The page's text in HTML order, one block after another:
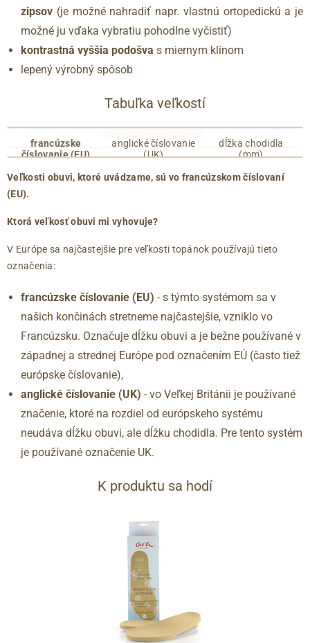
zipsov (je možné nahradiť napr. vlastnú ortopedickú a je
možné ju vďaka vybratiu pohodlne vyčistiť)
kontrastná vyššia podošva s miernym klinom
lepený výrobný spôsob
Tabuľka veľkostí
francúzske
číslovanie (EU)
36
37
38
38.5
39
43
44
45
46
anglické číslovanie
(UK)
3
4
5
6
9
9.5
10
11
12.5
dĺžka chodidla
(mm)
220
240
270
280
285
290
Veľkosti obuvi, ktoré uvádzame, sú vo francúzskom číslovaní
(EU).
Ktorá veľkosť obuvi mi vyhovuje?
V Európe sa najčastejšie pre veľkosti topánok používajú tieto
označenia:
francúzske číslovanie (EU) - s týmto systémom sa v
našich končinách stretneme najčastejšie, vzniklo vo
Francúzsku. Označuje dĺžku obuvi a je bežne používané v
západnej a strednej Európe pod označením EÚ (často tiež
európske číslovanie),
anglické číslovanie (UK) - vo Veľkej Británii je používané
značenie, ktoré na rozdiel od európskeho systému
neudáva dĺžku obuvi, ale dĺžku chodidla. Pre tento systém
je používané označenie UK.
K produktu sa hodí